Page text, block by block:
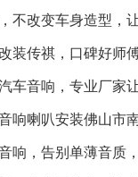
不改变车身造型，
装传祺，口碑好师
车音响，专业厂家
响喇叭安装佛山市
响，告别单薄音质